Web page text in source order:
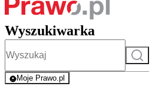
Wyszukiwarka
Szukaj
Moje Prawo.pl
- rejestracja i logowanie do serwisu